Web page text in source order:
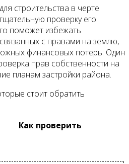
строительства в черте
проверку его
поможет избежать
с правами на землю,
финансовых потерь. Один
прав собственности на
планам застройки района.
стоит обратить
Как проверить